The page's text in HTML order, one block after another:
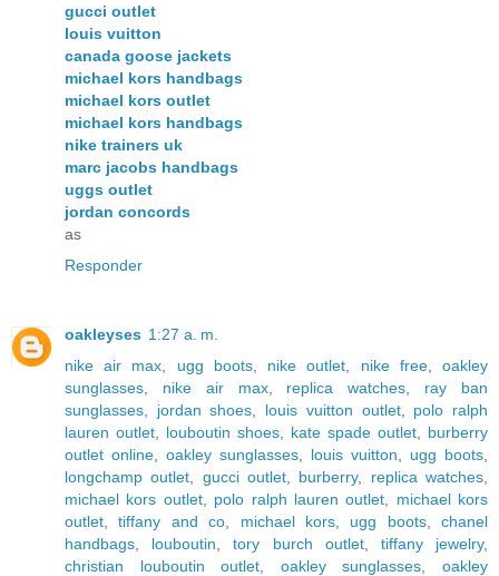
gucci outlet
louis vuitton
canada goose jackets
michael kors handbags
michael kors outlet
michael kors handbags
nike trainers uk
marc jacobs handbags
uggs outlet
jordan concords
as
Responder
oakleyses 1:27 a. m.
nike air max
ugg boots, nike outlet nike free,oakley
sunglasses
nike air max, replica watches
ray ban
sunglasses
jordan shoes louis vuitton outlet, polo ralph
lauren outlet
louboutin shoes kate spade outlet
burberry
outlet online
oakley sunglasses louis vuitton ugg boots
longchamp outlet
gucci outlet burberry, replica watches
michael kors outlet, polo ralph lauren outlet
michael kors
outlet ,tiffany and co michael kors, ugg boots, chanel
handbags
louboutin ,tory burch outlet, tiffany jewelry,
christian louboutin outlet
oakley sunglasses ,oakley